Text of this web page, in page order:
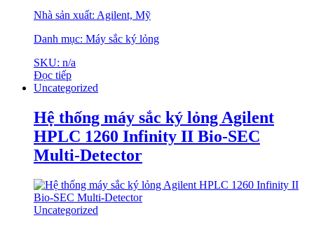
Nhà sản xuất: Agilent, Mỹ
Danh mục: Máy sắc ký lỏng
SKU: n/a
Đọc tiếp
Uncategorized
Hệ thống máy sắc ký lỏng Agilent
HPLC 1260 Infinity II Bio-SEC
Multi-Detector
Uncategorized